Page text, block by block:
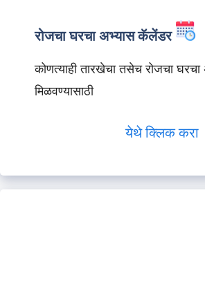
रोजचा घरचा अभ्यास कॅलेंडर
कोणत्याही तारखेचा तसेच रोजचा
मिळवण्यासाठी
येथे क्लिक करा